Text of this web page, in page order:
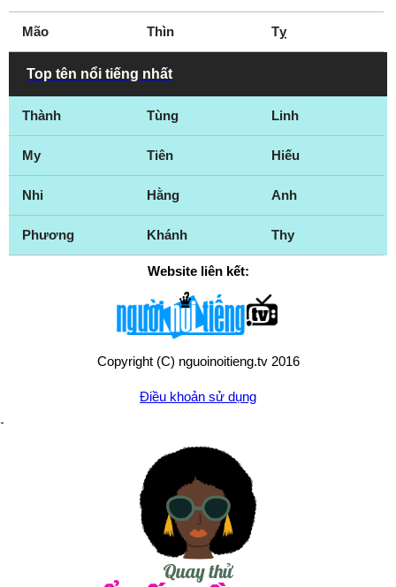
Mão Thìn Tỵ
Top tên nổi tiếng nhất
Thành Tùng Linh
My Tiên Hiếu
Nhi Hằng Anh
Phương Khánh Thy
Website liên kết:
Copyright (C) nguoinoitieng.tv 2016
Điều khoản sử dụng
Chính sách quyền riêng tư
mail.nguoinoitieng.tv@gmail.com